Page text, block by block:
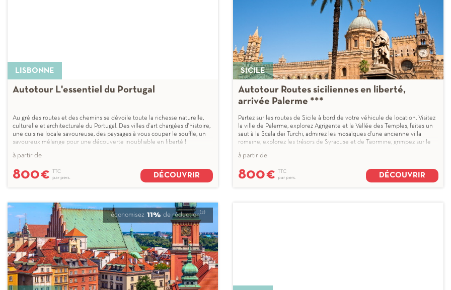
LISBONNE
Autotour L'essentiel du Portugal
Au gré des routes et des chemins se dévoile toute la richesse naturelle,
culturelle et architecturale du Portugal. Des villes d'art chargées d'histoire,
une cuisine locale savoureuse, des paysages à vous couper le souffle, un
savoureux mélange pour une découverte inoubliable en liberté !
à partir de
800€
TTC
par pers.
DÉCOUVRIR
SICILE
Autotour Routes siciliennes en liberté,
arrivée Palerme ***
Partez sur les routes de Sicile à bord de votre véhicule de location. Visitez
la ville de Palerme, explorez Agrigente et la Vallée des Temples, faites un
saut à la Scala dei Turchi, admirez les mosaïques d'une ancienne villa
romaine, explorez les trésors de Syracuse et de Taormine, grimpez sur le
à partir de
800€
TTC
par pers.
DÉCOUVRIR
économisez 11% de réduction(2)